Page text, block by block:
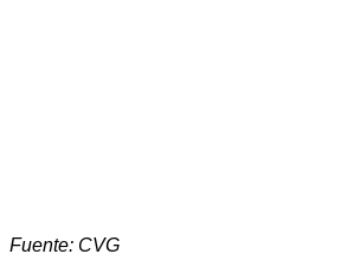
Fuente: CVG